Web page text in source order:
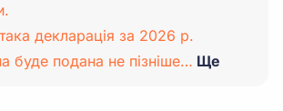
декларація за 2026 р.
буде подана не пізніше… Ще